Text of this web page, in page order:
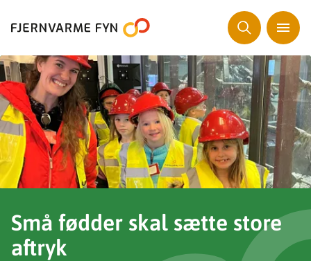
Små fødder skal sætte store
aftryk